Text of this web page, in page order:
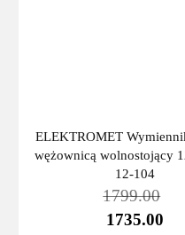
ELEKTROMET
wężownicą wolnostojący
12-104
1799.00
1735.00